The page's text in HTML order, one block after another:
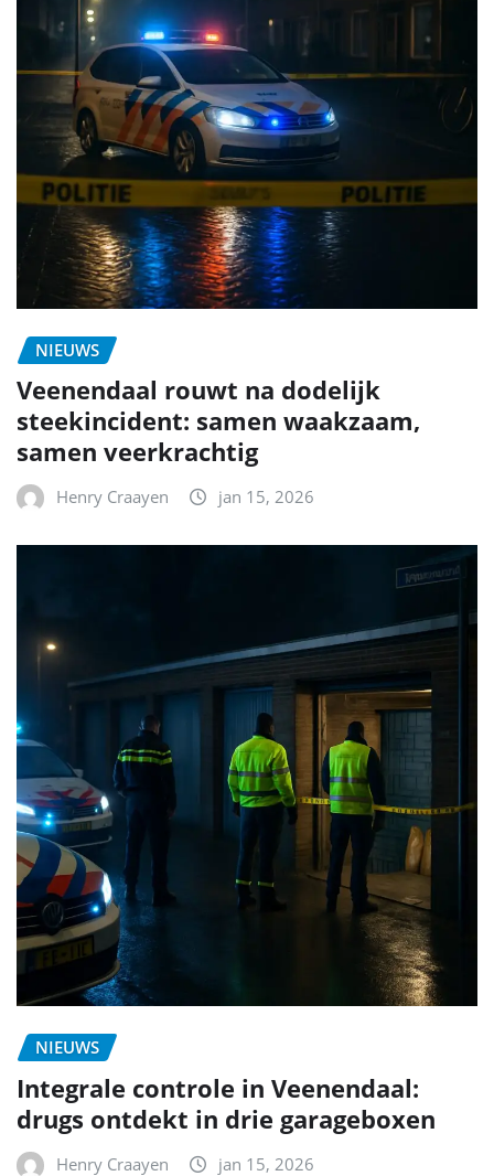
NIEUWS
Veenendaal rouwt na dodelijk
steekincident: samen waakzaam,
samen veerkrachtig
Henry Craayen jan 15, 2026
NIEUWS
Integrale controle in Veenendaal:
drugs ontdekt in drie garageboxen
Henry Craayen jan 15, 2026